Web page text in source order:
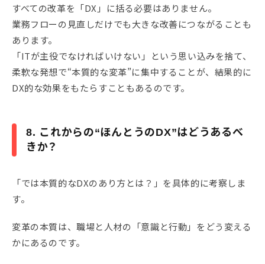
すべての改革を「DX」に括る必要はありません。
業務フローの見直しだけでも大きな改善につながることも
あります。
「ITが主役でなければいけない」という思い込みを捨て、
柔軟な発想で“本質的な変革”に集中することが、結果的に
DX的な効果をもたらすこともあるのです。
8. これからの“ほんとうのDX”はどうあるべ
きか？
「では本質的なDXのあり方とは？」を具体的に考察しま
す。
変革の本質は、職場と人材の「意識と行動」をどう変える
かにあるのです。